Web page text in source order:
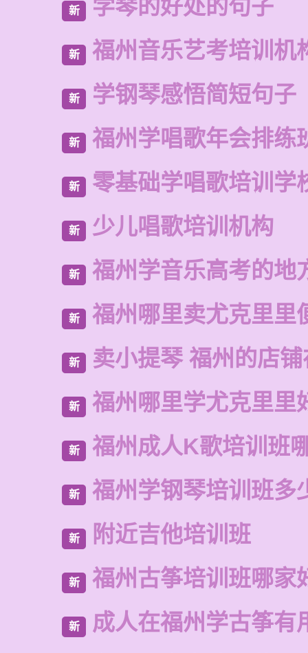
新 学琴的好处的句子
新 福州音乐艺考培训机
新 学钢琴感悟简短句子
新 福州学唱歌年会排练
新 零基础学唱歌培训学
新 少儿唱歌培训机构
新 福州学音乐高考的地
新 福州哪里卖尤克里里
新 卖小提琴 福州的店
新 福州哪里学尤克里里
新 福州成人K歌培训班
新 福州学钢琴培训班多
新 附近吉他培训班
新 福州古筝培训班哪家
新 成人在福州学古筝有